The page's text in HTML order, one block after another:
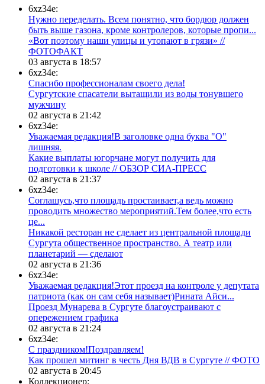
6xz34e:
Нужно переделать. Всем понятно, что бордюр должен
быть выше газона, кроме контролеров, которые пропи...
«Вот поэтому наши улицы и утопают в грязи» //
ФОТОФАКТ
03 августа в 18:57
6xz34e:
Спасибо профессионалам своего дела!
Сургутские спасатели вытащили из воды тонувшего
мужчину
02 августа в 21:42
6xz34e:
Уважаемая редакция!В заголовке одна буква "О"
лишняя.
Какие выплаты югорчане могут получить для
подготовки к школе // ОБЗОР СИА-ПРЕСС
02 августа в 21:37
6xz34e:
Соглашусь,что площадь простаивает,а ведь можно
проводить множество мероприятий.Тем более,что есть
це...
​Никакой ресторан не сделает из центральной площади
Сургута общественное пространство. А театр или
планетарий — сделают
02 августа в 21:36
6xz34e:
Уважаемая редакция!Этот проезд на контроле у депутата
патриота (как он сам себя называет)Рината Айси...
​Проезд Мунарева в Сургуте благоустраивают с
опережением графика
02 августа в 21:24
6xz34e:
С праздником!Поздравляем!
Как прошел митинг в честь Дня ВДВ в Сургуте // ФОТО
02 августа в 20:45
Коллекционер: